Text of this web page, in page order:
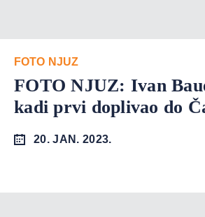
FOTO NJUZ
FOTO NJUZ: Ivan
kadi prvi doplivao do
20. JAN. 2023.